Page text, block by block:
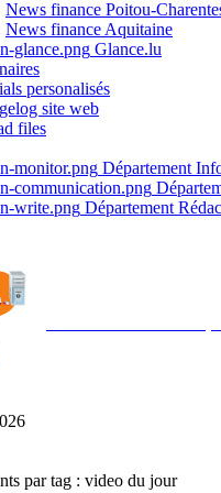
News finance Poitou-
News finance Aquitaine
Glance.lu
personalisés
site web
files
Département
Département
par tag : video du jour